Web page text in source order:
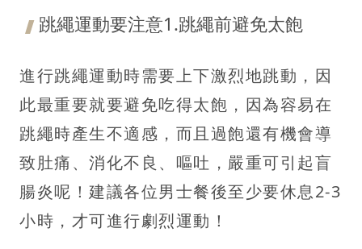
跳繩運動要注意1.跳繩前避免太飽
進行跳繩運動時需要上下激烈地跳動，因
此最重要就要避免吃得太飽，因為容易在
跳繩時產生不適感，而且過飽還有機會導
致肚痛、消化不良、嘔吐，嚴重可引起盲
腸炎呢！建議各位男士餐後至少要休息2-3
小時，才可進行劇烈運動！